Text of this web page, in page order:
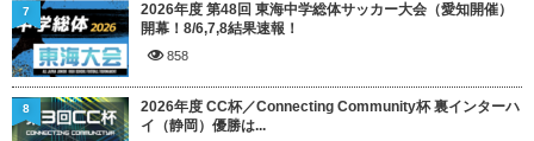
2026年度 第48回 東海中学総体サッカー大会（愛知開催）
開幕！8/6,7,8結果速報！
858
7
2026年度 CC杯／Connecting Community杯 裏インターハ
イ（静岡）優勝は...
8